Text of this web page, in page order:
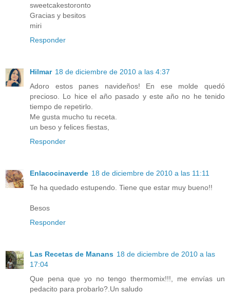
sweetcakestoronto
Gracias y besitos
miri
Responder
Hilmar 18 de diciembre de 2010 a las 4:37
Adoro estos panes navideños! En ese molde quedó
precioso. Lo hice el año pasado y este año no he tenido
tiempo de repetirlo.
Me gusta mucho tu receta.
un beso y felices fiestas,
Responder
Enlacocinaverde 18 de diciembre de 2010 a las 11:11
Te ha quedado estupendo. Tiene que estar muy bueno!!
Besos
Responder
Las Recetas de Manans 18 de diciembre de 2010 a las
17:04
Que pena que yo no tengo thermomix!!!, me envías un
pedacito para probarlo?.Un saludo